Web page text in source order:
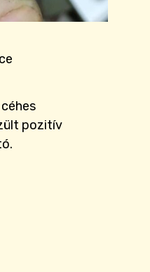
pozitív